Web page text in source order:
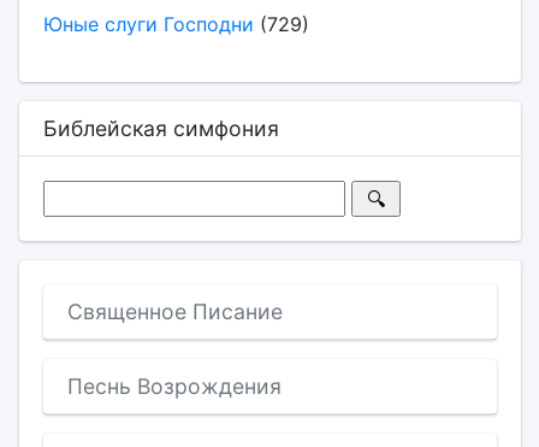
Юные слуги Господни (729)
Библейская симфония
Священное Писание
Песнь Возрождения